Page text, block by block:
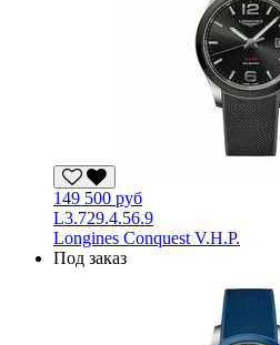
149 500 руб
L3.729.4.56.9
Longines Conquest V.H.P.
Под заказ